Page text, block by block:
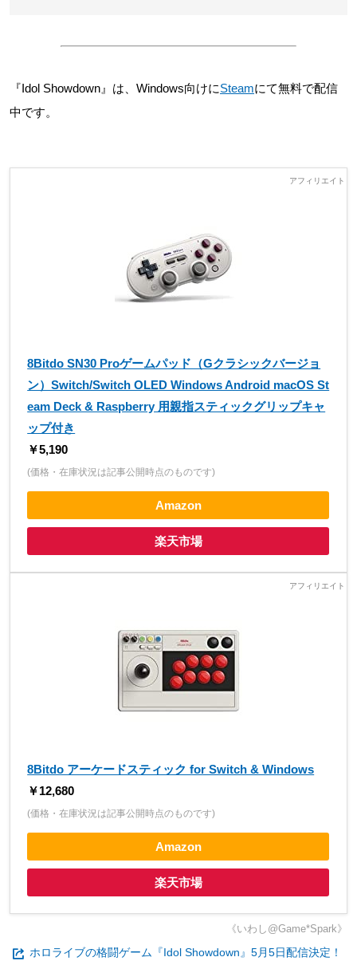
『Idol Showdown』は、Windows向けにSteamにて無料で配信
中です。
8Bitdo SN30 Proゲームパッド（Gクラシックバージョ
ン）Switch/Switch OLED Windows Android macOS St
eam Deck & Raspberry 用親指スティックグリップキャ
ップ付き
￥5,190
(価格・在庫状況は記事公開時点のものです)
Amazon
楽天市場
8Bitdo アーケードスティック for Switch & Windows
￥12,680
(価格・在庫状況は記事公開時点のものです)
Amazon
楽天市場
《いわし@Game*Spark》
ホロライブの格闘ゲーム『Idol Showdown』5月5日配信決定！